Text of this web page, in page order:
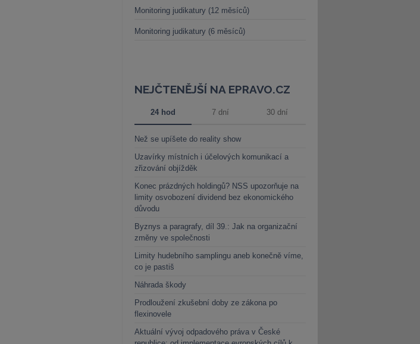
Monitoring judikatury (12 měsíců)
Monitoring judikatury (6 měsíců)
NEJČTENĚJŠÍ NA EPRAVO.CZ
24 hod 7 dní 30 dní
Než se upíšete do reality show
Uzavírky místních i účelových komunikací a
zřizování objížděk
Konec prázdných holdingů? NSS upozorňuje na
limity osvobození dividend bez ekonomického
důvodu
Byznys a paragrafy, díl 39.: Jak na organizační
změny ve společnosti
Limity hudebního samplingu aneb konečně víme,
co je pastiš
Náhrada škody
Prodloužení zkušební doby ze zákona po
flexinovele
Aktuální vývoj odpadového práva v České